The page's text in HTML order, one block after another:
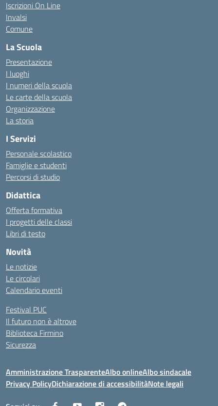
Iscrizioni On Line
Invalsi
Comune
La Scuola
Presentazione
I luoghi
I numeri della scuola
Le carte della scuola
Organizzazione
La storia
I Servizi
Personale scolastico
Famiglie e studenti
Percorsi di studio
Didattica
Offerta formativa
I progetti delle classi
Libri di testo
Novità
Le notizie
Le circolari
Calendario eventi
Festival PUC
Il futuro non è altrove
Biblioteca Firmino
Sicurezza
Amministrazione TrasparenteAlbo onlineAlbo sindacale
Privacy PolicyDichiarazione di accessibilitàNote legali